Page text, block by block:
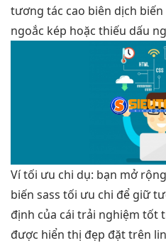
tương tác cao biên dịch
ngoắc kép hoặc thiếu dấu
Vítối ưu chi dụ: bạn mở
biến sass tối ưu chi để giữ
định của cái trải nghiệm tốt
được hiển thị đẹp đặt trên